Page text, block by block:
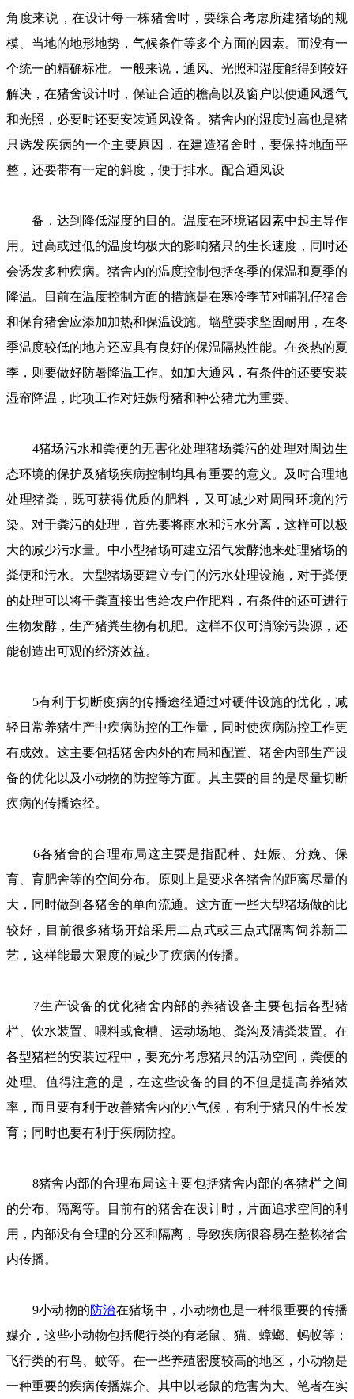
角度来说，在设计每一栋猪舍时，要综合考虑所建猪场的规
模、当地的地形地势，气候条件等多个方面的因素。而没有一
个统一的精确标准。一般来说，通风、光照和湿度能得到较好
解决，在猪舍设计时，保证合适的檐高以及窗户以便通风透气
和光照，必要时还要安装通风设备。猪舍内的湿度过高也是猪
只诱发疾病的一个主要原因，在建造猪舍时，要保持地面平
整，还要带有一定的斜度，便于排水。配合通风设
备，达到降低湿度的目的。温度在环境诸因素中起主导作
用。过高或过低的温度均极大的影响猪只的生长速度，同时还
会诱发多种疾病。猪舍内的温度控制包括冬季的保温和夏季的
降温。目前在温度控制方面的措施是在寒冷季节对哺乳仔猪舍
和保育猪舍应添加加热和保温设施。墙壁要求坚固耐用，在冬
季温度较低的地方还应具有良好的保温隔热性能。在炎热的夏
季，则要做好防暑降温工作。如加大通风，有条件的还要安装
湿帘降温，此项工作对妊娠母猪和种公猪尤为重要。
4猪场污水和粪便的无害化处理猪场粪污的处理对周边生
态环境的保护及猪场疾病控制均具有重要的意义。及时合理地
处理猪粪，既可获得优质的肥料，又可减少对周围环境的污
染。对于粪污的处理，首先要将雨水和污水分离，这样可以极
大的减少污水量。中小型猪场可建立沼气发酵池来处理猪场的
粪便和污水。大型猪场要建立专门的污水处理设施，对于粪便
的处理可以将干粪直接出售给农户作肥料，有条件的还可进行
生物发酵，生产猪粪生物有机肥。这样不仅可消除污染源，还
能创造出可观的经济效益。
5有利于切断疫病的传播途径通过对硬件设施的优化，减
轻日常养猪生产中疾病防控的工作量，同时使疾病防控工作更
有成效。这主要包括猪舍内外的布局和配置、猪舍内部生产设
备的优化以及小动物的防控等方面。其主要的目的是尽量切断
疾病的传播途径。
6各猪舍的合理布局这主要是指配种、妊娠、分娩、保
育、育肥舍等的空间分布。原则上是要求各猪舍的距离尽量的
大，同时做到各猪舍的单向流通。这方面一些大型猪场做的比
较好，目前很多猪场开始采用二点式或三点式隔离饲养新工
艺，这样能最大限度的减少了疾病的传播。
7生产设备的优化猪舍内部的养猪设备主要包括各型猪
栏、饮水装置、喂料或食槽、运动场地、粪沟及清粪装置。在
各型猪栏的安装过程中，要充分考虑猪只的活动空间，粪便的
处理。值得注意的是，在这些设备的目的不但是提高养猪效
率，而且要有利于改善猪舍内的小气候，有利于猪只的生长发
育；同时也要有利于疾病防控。
8猪舍内部的合理布局这主要包括猪舍内部的各猪栏之间
的分布、隔离等。目前有的猪舍在设计时，片面追求空间的利
用，内部没有合理的分区和隔离，导致疾病很容易在整栋猪舍
内传播。
9小动物的防治在猪场中，小动物也是一种很重要的传播
媒介，这些小动物包括爬行类的有老鼠、猫、蟑螂、蚂蚁等；
飞行类的有鸟、蚊等。在一些养殖密度较高的地区，小动物是
一种重要的疾病传播媒介。其中以老鼠的危害为大。笔者在实